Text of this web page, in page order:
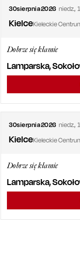
30sierpnia2026 niedz.,
KielceKieleckie
Dobrze się kłamie
Lamparska,
30sierpnia2026 niedz.,
KielceKieleckie
Dobrze się kłamie
Lamparska,